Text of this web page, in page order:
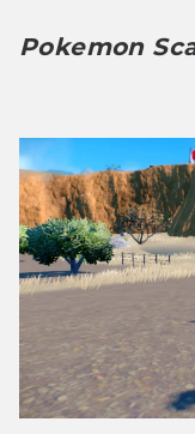
Pokemon